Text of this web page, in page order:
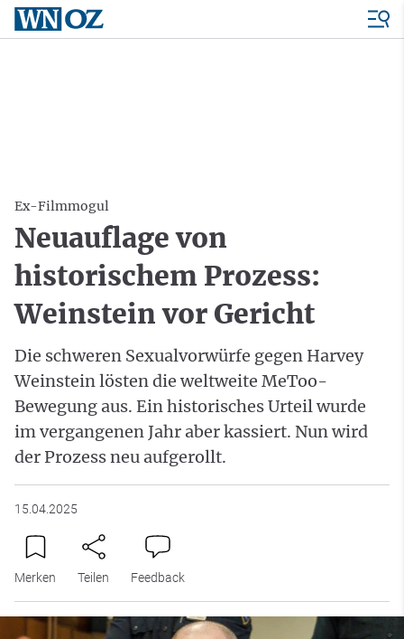
Ex-Filmmogul
Neuauflage von
historischem Prozess:
Weinstein vor Gericht
Die schweren Sexualvorwürfe gegen Harvey
Weinstein lösten die weltweite MeToo-
Bewegung aus. Ein historisches Urteil wurde
im vergangenen Jahr aber kassiert. Nun wird
der Prozess neu aufgerollt.
15.04.2025
Merken Teilen Feedback